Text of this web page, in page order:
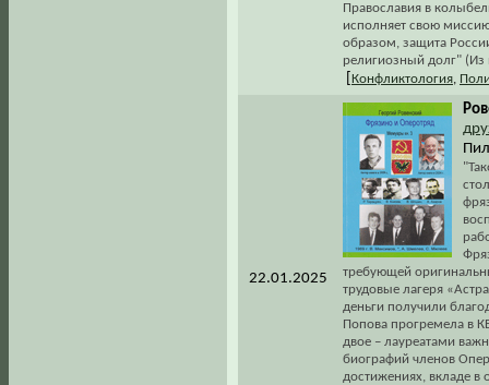
Православия в
исполняет свою
образом, защита
религиозный долг" (Из
Конфликтология,
22.01.2025
требующей
трудовые лагеря
деньги получили
Попова прогремела в
двое – лауреатами
биографий членов
достижениях, вкладе в